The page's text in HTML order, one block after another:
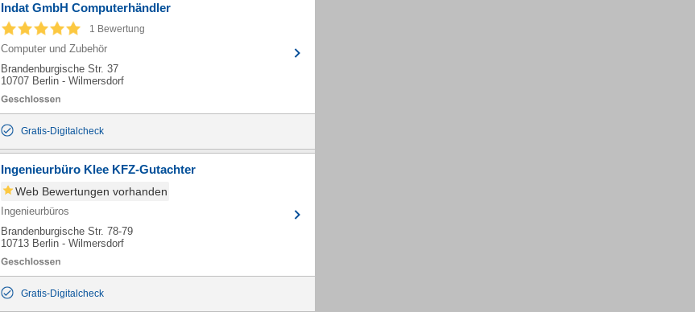
Indat GmbH Computerhändler
1 Bewertung
Computer und Zubehör
Brandenburgische Str. 37
10707 Berlin - Wilmersdorf
Gratis-Digitalcheck
Ingenieurbüro Klee KFZ-Gutachter
Web Bewertungen vorhanden
Ingenieurbüros
Brandenburgische Str. 78-79
10713 Berlin - Wilmersdorf
Gratis-Digitalcheck